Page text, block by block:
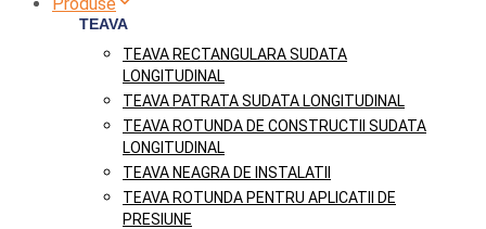
TEAVA
TEAVA RECTANGULARA SUDATA
LONGITUDINAL
TEAVA PATRATA SUDATA LONGITUDINAL
TEAVA ROTUNDA DE CONSTRUCTII SUDATA
LONGITUDINAL
TEAVA NEAGRA DE INSTALATII
TEAVA ROTUNDA PENTRU APLICATII DE
PRESIUNE